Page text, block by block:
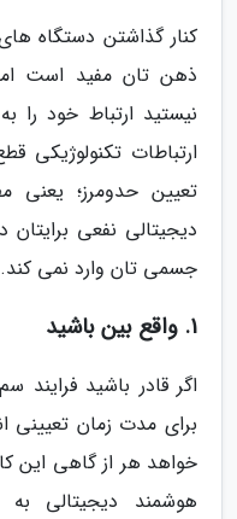
کنار گذاشتن دستگاه
ذهن تان مفید است
نیستید ارتباط خود را
ارتباطات تکنولوژیکی
تعیین حدومرز؛ یعنی
دیجیتالی نفعی
جسمی تان وارد نمی کند.
1. واقع بین باشید
اگر قادر باشید فرایند
برای مدت زمان تعیینی
خواهد هر از گاهی این
هوشمند دیجیتالی